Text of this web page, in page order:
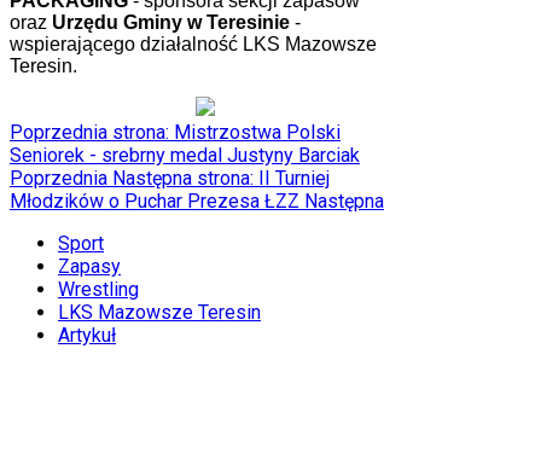
oraz Urzędu Gminy w Teresinie -
wspierającego działalność LKS Mazowsze
Teresin.
Poprzednia strona: Mistrzostwa Polski
Seniorek - srebrny medal Justyny Barciak
Poprzednia Następna strona: II Turniej
Młodzików o Puchar Prezesa ŁZZ Następna
Sport
Zapasy
Wrestling
LKS Mazowsze Teresin
Artykuł